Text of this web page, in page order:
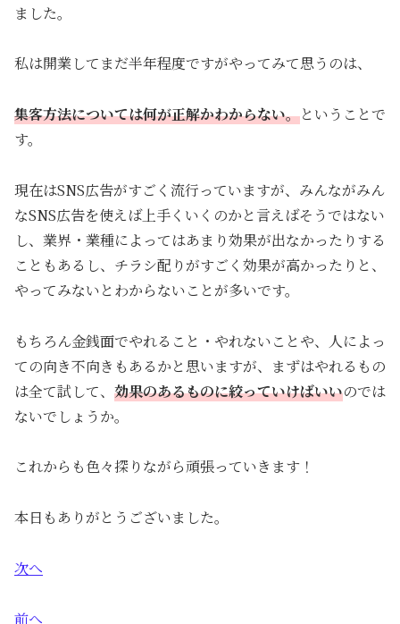
ました。
私は開業してまだ半年程度ですがやってみて思うのは、
集客方法については何が正解かわからない。ということで
す。
現在はSNS広告がすごく流行っていますが、みんながみん
なSNS広告を使えば上手くいくのかと言えばそうではない
し、業界・業種によってはあまり効果が出なかったりする
こともあるし、チラシ配りがすごく効果が高かったりと、
やってみないとわからないことが多いです。
もちろん金銭面でやれること・やれないことや、人によっ
ての向き不向きもあるかと思いますが、まずはやれるもの
は全て試して、 効果のあるものに絞っていけばいいのでは
ないでしょうか。
これからも色々探りながら頑張っていきます！
本日もありがとうございました。
次へ
前へ